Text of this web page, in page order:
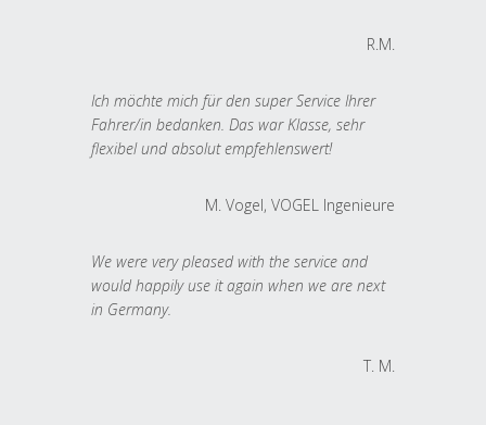
R.M.
Ich möchte mich für den super Service Ihrer
Fahrer/in bedanken. Das war Klasse, sehr
flexibel und absolut empfehlenswert!
M. Vogel, VOGEL Ingenieure
We were very pleased with the service and
would happily use it again when we are next
in Germany.
T. M.